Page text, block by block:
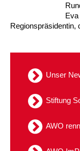
Regionspräsidentin,
Unser
Stiftung
AWO